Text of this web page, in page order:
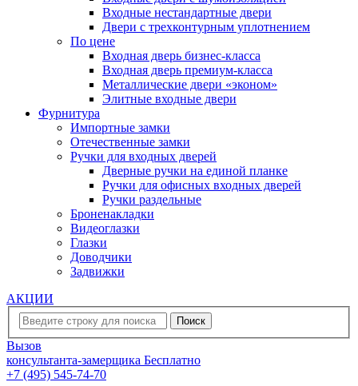
Входные нестандартные двери
Двери с трехконтурным уплотнением
По цене
Входная дверь бизнес-класса
Входная дверь премиум-класса
Металлические двери «эконом»
Элитные входные двери
Фурнитура
Импортные замки
Отечественные замки
Ручки для входных дверей
Дверные ручки на единой планке
Ручки для офисных входных дверей
Ручки раздельные
Броненакладки
Видеоглазки
Глазки
Доводчики
Задвижки
АКЦИИ
Вызов
консультанта-замерщика Бесплатно
+7 (495) 545-74-70